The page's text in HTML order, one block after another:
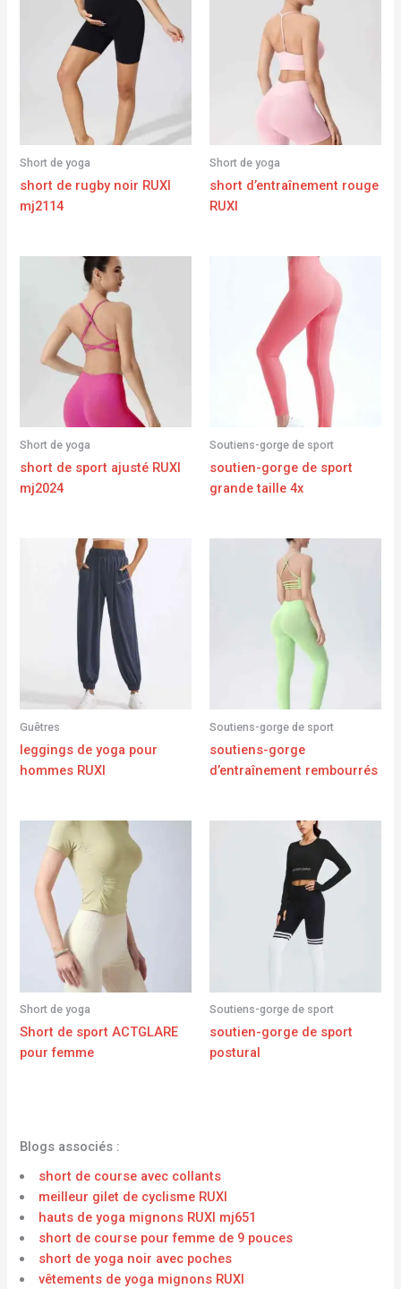
Short de yoga
short de rugby noir RUXI
mj2114
Short de yoga
short d’entraînement rouge
RUXI
Short de yoga
short de sport ajusté RUXI
mj2024
Soutiens-gorge de sport
soutien-gorge de sport
grande taille 4x
Guêtres
leggings de yoga pour
hommes RUXI
Soutiens-gorge de sport
soutiens-gorge
d’entraînement rembourrés
Short de yoga
Short de sport ACTGLARE
pour femme
Soutiens-gorge de sport
soutien-gorge de sport
postural
Blogs associés :
short de course avec collants
meilleur gilet de cyclisme RUXI
hauts de yoga mignons RUXI mj651
short de course pour femme de 9 pouces
short de yoga noir avec poches
vêtements de yoga mignons RUXI